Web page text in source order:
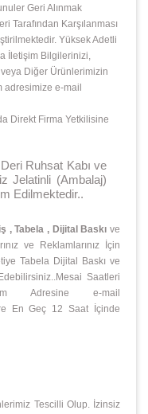
Geri Alınmak
Tarafından Karşılanması
Yüksek Adetli
İletişim Bilgilerinizi,
Diğer Ürünlerimizin
adresimize e-mail
Direkt Firma Yetkilisine
Ruhsat Kabı ve
Jelatinli (Ambalaj)
Edilmektedir..
Tabela , Dijital Baskı ve
ve Reklamlarınız İçin
Tabela Dijital Baskı ve
Saatleri
Adresine e-mail
En Geç 12 Saat İçinde
Tescilli Olup. İzinsiz